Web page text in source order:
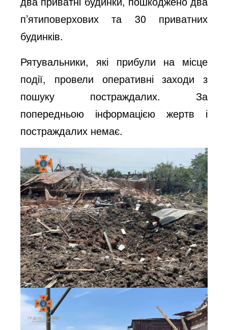
п’ятиповерхових та 30 приватних
будинків.
Рятувальники, які прибули на місце
події, провели оперативні заходи з
пошуку постраждалих. За
попередньою інформацією жертв і
постраждалих немає.